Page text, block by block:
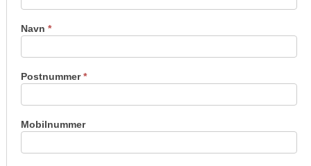
Navn *
Postnummer*
Mobilnummer